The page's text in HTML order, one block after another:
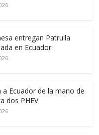
entregan Patrulla
en Ecuador
a Ecuador de la mano de
dos PHEV